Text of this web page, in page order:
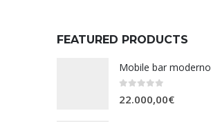
FEATURED PRODUCTS
Mobile bar moderno
22.000,00€